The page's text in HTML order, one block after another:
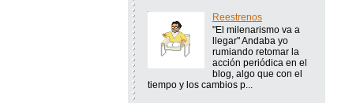
Reestrenos
"El milenarismo va a
llegar" Andaba yo
rumiando retomar la
acción periódica en el
blog, algo que con el
tiempo y los cambios p...